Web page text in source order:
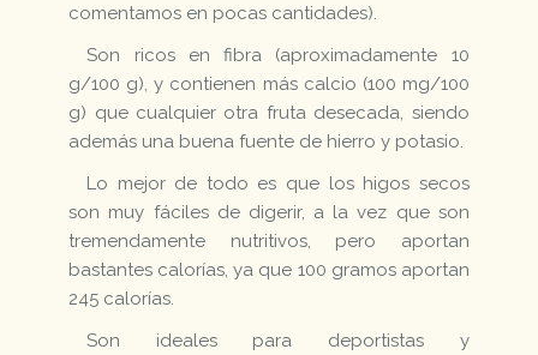
comentamos en pocas cantidades).
Son ricos en fibra (aproximadamente 10
g/100 g), y contienen más calcio (100 mg/100
g) que cualquier otra fruta desecada, siendo
además una buena fuente de hierro y potasio.
Lo mejor de todo es que los higos secos
son muy fáciles de digerir, a la vez que son
tremendamente nutritivos, pero aportan
bastantes calorías, ya que 100 gramos aportan
245 calorías.
Son ideales para deportistas y